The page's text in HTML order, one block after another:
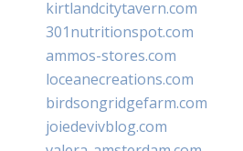
kirtlandcitytavern.com
301nutritionspot.com
ammos-stores.com
loceanecreations.com
birdsongridgefarm.com
joiedevivblog.com